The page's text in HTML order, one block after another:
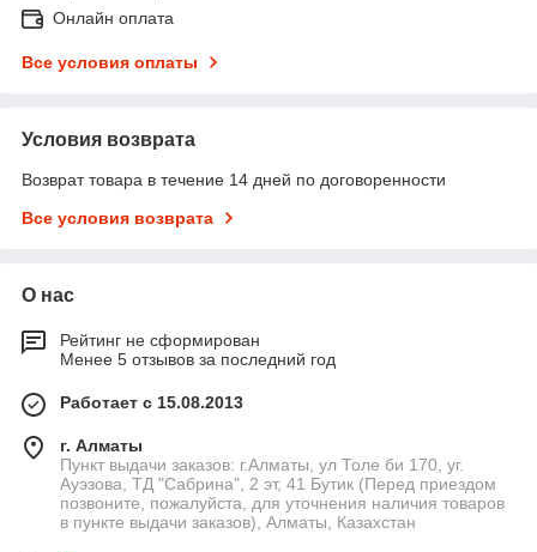
Онлайн оплата
Все условия оплаты
Условия возврата
Возврат товара в течение 14 дней по договоренности
Все условия возврата
О нас
Рейтинг не сформирован
Менее 5 отзывов за последний год
Работает с 15.08.2013
г. Алматы
Пункт выдачи заказов: г.Алматы, ул Толе би 170, уг.
Ауэзова, ТД "Сабрина", 2 эт, 41 Бутик (Перед приездом
позвоните, пожалуйста, для уточнения наличия товаров
в пункте выдачи заказов), Алматы, Казахстан